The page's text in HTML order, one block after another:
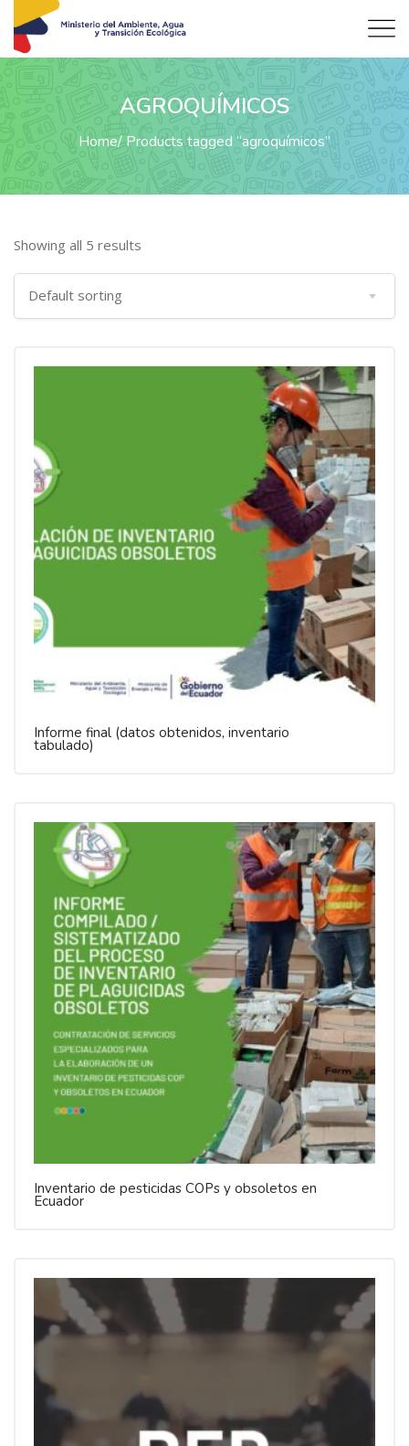
AGROQUÍMICOS
Home Products tagged “agroquímicos”
Showing all 5 results
Informe final (datos obtenidos, inventario
tabulado)
Inventario de pesticidas COPs y obsoletos en
Ecuador